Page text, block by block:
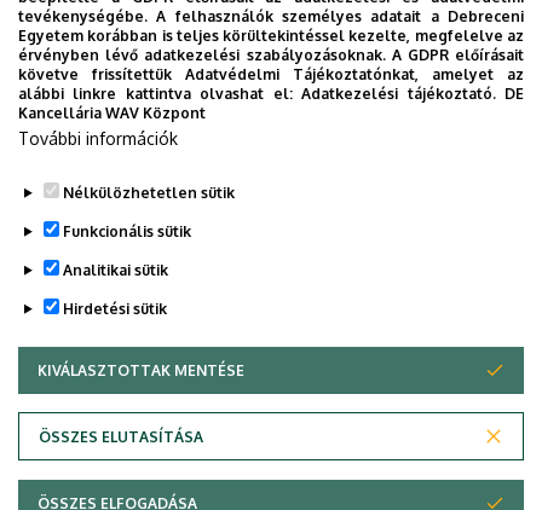
things, in connection with our research university project,
he initiated the Memorandum of Understanding between
the University of Debrecen and the University of Münster
which, apart from joint research programmes and the
exchange of students and researchers, facilitates the
Legutóbb frissítve: 2021. 08. 18. 14:10
tevékenységébe. A felhasználók személyes adatait a Debreceni
Egyetem korábban is teljes körültekintéssel kezelte, megfelelve az
érvényben lévő adatkezelési szabályozásoknak. A GDPR előírásait
követve frissítettük Adatvédelmi Tájékoztatónkat, amelyet az
alábbi linkre kattintva olvashat el:Adatkezelési tájékoztató. DE
Kancellária WAV Központ
További információk
Nélkülözhetetlen sütik
Funkcionális sütik
Analitikai sütik
Hirdetési sütik
KIVÁLASZTOTTAK MENTÉSE
ÖSSZES ELUTASÍTÁSA
WITHDRAW CONSENT
ÖSSZES ELFOGADÁSA